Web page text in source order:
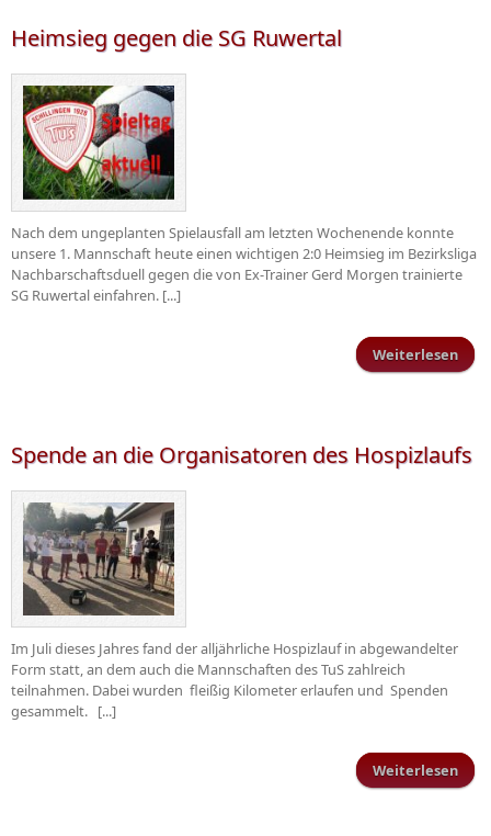
Heimsieg gegen die SG Ruwertal
Nach dem ungeplanten Spielausfall am letzten Wochenende konnte
unsere 1. Mannschaft heute einen wichtigen 2:0 Heimsieg im Bezirksliga
Nachbarschaftsduell gegen die von Ex-Trainer Gerd Morgen trainierte
SG Ruwertal einfahren. [...]
Weiterlesen
Spende an die Organisatoren des Hospizlaufs
Im Juli dieses Jahres fand der alljährliche Hospizlauf in abgewandelter
Form statt, an dem auch die Mannschaften des TuS zahlreich
teilnahmen. Dabei wurden fleißig Kilometer erlaufen und Spenden
gesammelt. [...]
Weiterlesen